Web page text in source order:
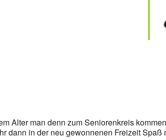
Alter man denn zum Seniorenkreis
dann in der neu gewonnenen Freizeit Spaß